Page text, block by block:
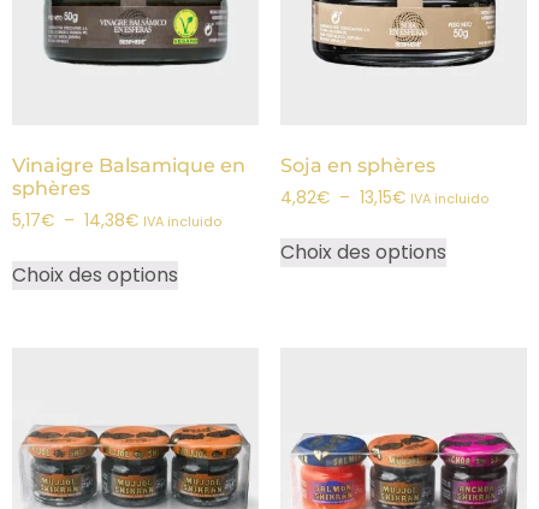
Vinaigre Balsamique en
sphères
5,17€ – 14,38€ IVA incluido
Choix des options
Soja en sphères
4,82€ – 13,15€ IVA incluido
Choix des options